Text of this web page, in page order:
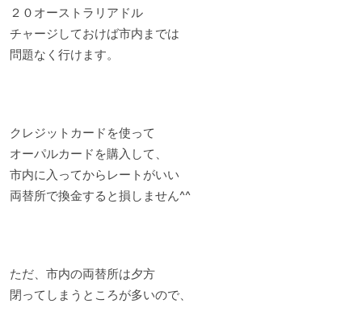
２０オーストラリアドル
チャージしておけば市内までは
問題なく行けます。
クレジットカードを使って
オーパルカードを購入して、
市内に入ってからレートがいい
両替所で換金すると損しません^^
ただ、市内の両替所は夕方
閉ってしまうところが多いので、